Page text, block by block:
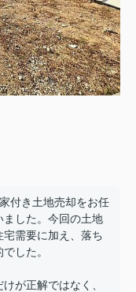
付き土地売却をお任
した。今回の土地
需要に加え、落ち
した。
が正解ではなく、